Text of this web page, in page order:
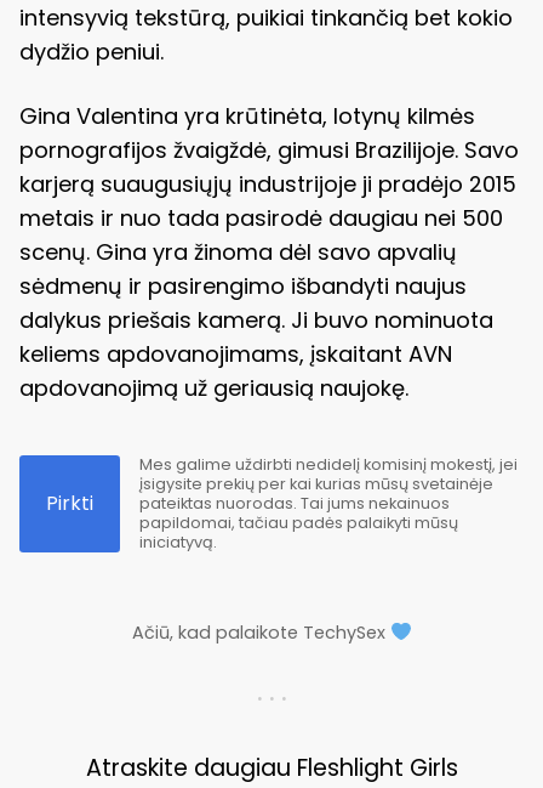
intensyvią tekstūrą, puikiai tinkančią bet kokio
dydžio peniui.
Gina Valentina yra krūtinėta, lotynų kilmės
pornografijos žvaigždė, gimusi Brazilijoje. Savo
karjerą suaugusiųjų industrijoje ji pradėjo 2015
metais ir nuo tada pasirodė daugiau nei 500
scenų. Gina yra žinoma dėl savo apvalių
sėdmenų ir pasirengimo išbandyti naujus
dalykus priešais kamerą. Ji buvo nominuota
keliems apdovanojimams, įskaitant AVN
apdovanojimą už geriausią naujokę.
Pirkti
Mes galime uždirbti nedidelį komisinį mokestį, jei
įsigysite prekių per kai kurias mūsų svetainėje
pateiktas nuorodas. Tai jums nekainuos
papildomai, tačiau padės palaikyti mūsų
iniciatyvą.
Ačiū, kad palaikote TechySex
. . .
Atraskite daugiau Fleshlight Girls